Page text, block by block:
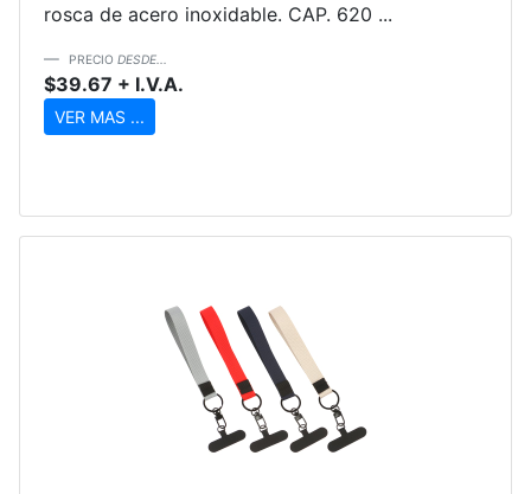
rosca de acero inoxidable. CAP. 620 ...
PRECIO DESDE...
$39.67 + I.V.A.
VER MAS ...